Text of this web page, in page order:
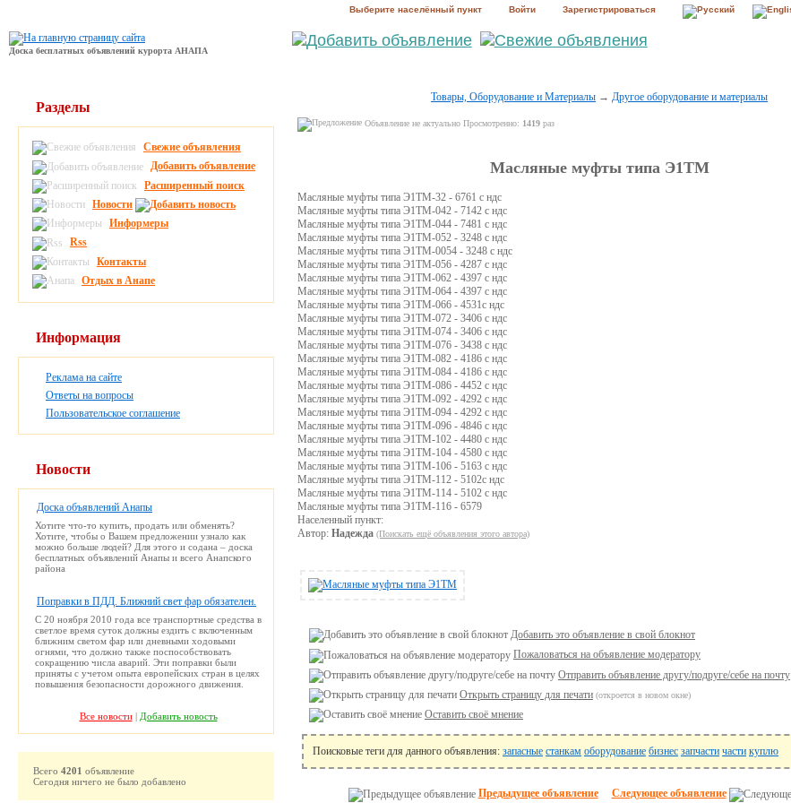
Выберите населённый пункт Войти Зарегистрироваться
Доска бесплатных объявлений курорта АНАПА
Товары, Оборудование и Материалы →Другое оборудование и материалы
Объявление не актуально Просмотренно: 1419раз
Масляные муфты типа Э1ТМ
Масляные муфты типа Э1ТМ-32 - 6761 с ндс
Масляные муфты типа Э1ТМ-042 - 7142 с ндс
Масляные муфты типа Э1ТМ-044 - 7481 с ндс
Масляные муфты типа Э1ТМ-052 - 3248 с ндс
Масляные муфты типа Э1ТМ-0054 - 3248 с ндс
Масляные муфты типа Э1ТМ-056 - 4287 с ндс
Масляные муфты типа Э1ТМ-062 - 4397 с ндс
Масляные муфты типа Э1ТМ-064 - 4397 с ндс
Масляные муфты типа Э1ТМ-066 - 4531с ндс
Масляные муфты типа Э1ТМ-072 - 3406 с ндс
Масляные муфты типа Э1ТМ-074 - 3406 с ндс
Масляные муфты типа Э1ТМ-076 - 3438 с ндс
Масляные муфты типа Э1ТМ-082 - 4186 с ндс
Масляные муфты типа Э1ТМ-084 - 4186 с ндс
Масляные муфты типа Э1ТМ-086 - 4452 с ндс
Масляные муфты типа Э1ТМ-092 - 4292 с ндс
Масляные муфты типа Э1ТМ-094 - 4292 с ндс
Масляные муфты типа Э1ТМ-096 - 4846 с ндс
Масляные муфты типа Э1ТМ-102 - 4480 с ндс
Масляные муфты типа Э1ТМ-104 - 4580 с ндс
Масляные муфты типа Э1ТМ-106 - 5163 с ндс
Масляные муфты типа Э1ТМ-112 - 5102с ндс
Масляные муфты типа Э1ТМ-114 - 5102 с ндс
Масляные муфты типа Э1ТМ-116 - 6579
Населенный пункт:
Автор: Надежда (Поискать ещё объявления этого автора)
Добавить это объявление в свой блокнот
Пожаловаться на объявление модератору
Отправить объявление другу/подруге/себе на почту
Открыть страницу для печати (откроется в новом окне)
Оставить своё мнение
Поисковые теги для данного объявления: запасные станкам оборудование бизнес запчасти части куплю
Предыдущее объявление Следующее объявление
Разделы
Свежие объявления
Добавить объявление
Расширенный поиск
Новости
Информеры
Rss
Контакты
Отдых в Анапе
Информация
Реклама на сайте
Ответы на вопросы
Пользовательское соглашение
Новости
Доска объявлений Анапы
Хотите что-то купить, продать или обменять?
Хотите, чтобы о Вашем предложении узнало как
можно больше людей? Для этого и содана – доска
бесплатных объявлений Анапы и всего Анапского
района
Поправки в ПДД. Ближний свет фар обязателен.
С 20 ноября 2010 года все транспортные средства в
светлое время суток должны ездить с включенным
ближним светом фар или дневными ходовыми
огнями, что должно также поспособствовать
сокращению числа аварий. Эти поправки были
приняты с учетом опыта европейских стран в целях
повышения безопасности дорожного движения.
Все новости| Добавить новость
Всего 4201 объявление
Сегодня ничего не было добавлено